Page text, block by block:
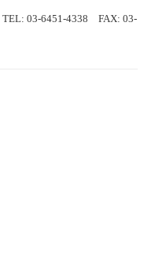
TEL: 03-6451-4338 FAX: 03-